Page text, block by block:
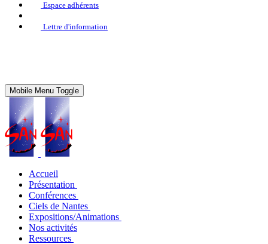
Espace adhérents
Lettre d'information
Mobile Menu Toggle
Accueil
Présentation
Conférences
Ciels de Nantes
Expositions/Animations
Nos activités
Ressources